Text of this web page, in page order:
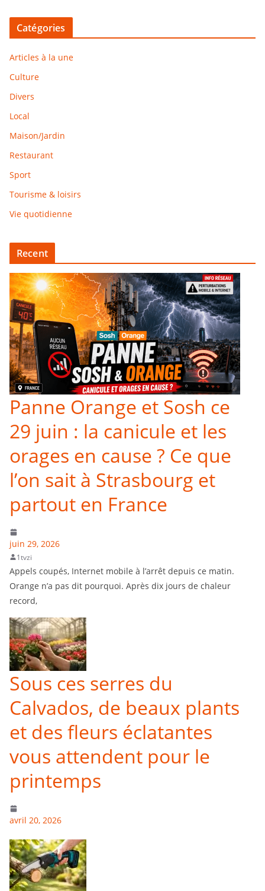
Catégories
Articles à la une
Culture
Divers
Local
Maison/Jardin
Restaurant
Sport
Tourisme & loisirs
Vie quotidienne
Recent
Panne Orange et Sosh ce
29 juin : la canicule et les
orages en cause ? Ce que
l’on sait à Strasbourg et
partout en France
juin 29, 2026
1tvzi
Appels coupés, Internet mobile à l’arrêt depuis ce matin.
Orange n’a pas dit pourquoi. Après dix jours de chaleur
record,
Sous ces serres du
Calvados, de beaux plants
et des fleurs éclatantes
vous attendent pour le
printemps
avril 20, 2026